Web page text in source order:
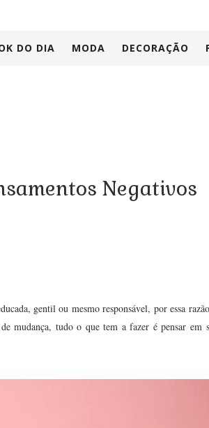
DO DIA MODA DECORAÇÃO
Negativos
gentil ou mesmo responsável, por essa
mudança, tudo o que tem a fazer é pensar em